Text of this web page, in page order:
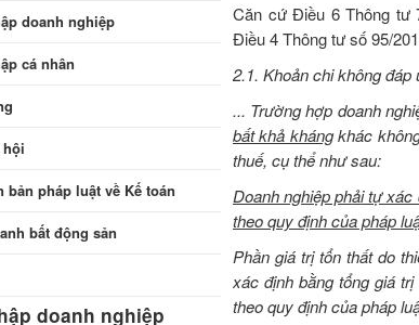
doanh nghiệp
cá nhân
hội
bản pháp luật về Kế toán
bất động sản
doanh nghiệp
Căn cứ Điều 6 Thông tư
Điều 4 Thông tư số 95/
2.1. Khoản chi không đáp
... Trường hợp doanh
bất khả khángkhác
thuế, cụ thể như sau:
Doanh nghiệp phải tự xác
theo quy định của pháp
Phần giátrị tổn thất do
xác định bằng tổng giá trị
theo quy định của pháp